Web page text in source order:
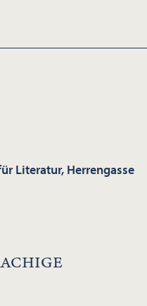
Literatur, Herrengasse